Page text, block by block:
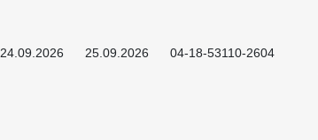
24.09.2026 25.09.2026 04-18-53110-2604